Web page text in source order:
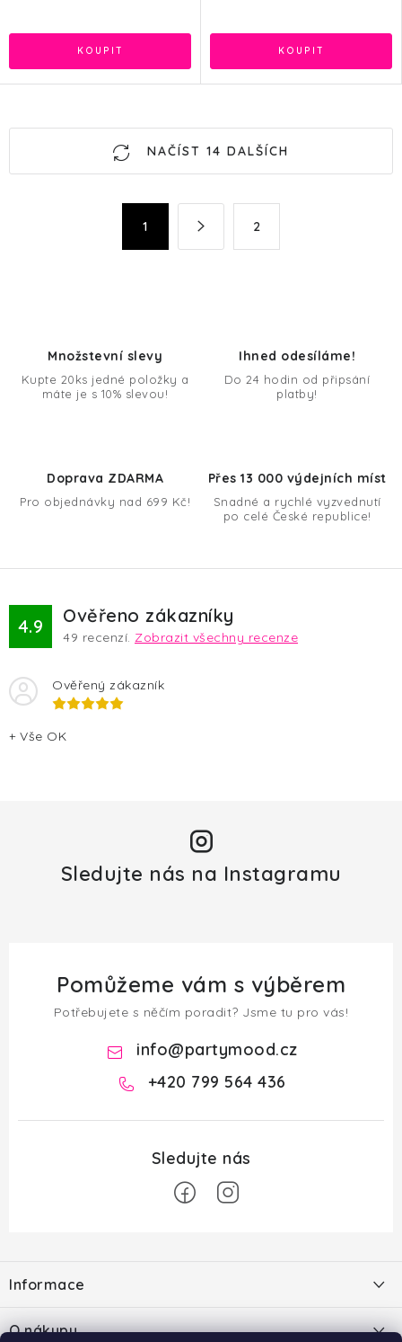
NAČÍST 14 DALŠÍCH
1 2
Množstevní slevy
Kupte 20ks jedné položky a
máte je s 10% slevou!
Ihned odesíláme!
Do 24 hodin od připsání
platby!
Doprava ZDARMA
Pro objednávky nad 699 Kč!
Přes 13 000 výdejních míst
Snadné a rychlé vyzvednutí
po celé České republice!
4.9 Ověřeno zákazníky
49 recenzí. Zobrazit všechny recenze
Ověřený zákazník
+ Vše OK
Sledujte nás na Instagramu
Pomůžeme vám s výběrem
Potřebujete s něčím poradit? Jsme tu pro vás!
info@partymood.cz
+420 799 564 436
p
a
Informace
O nákupu